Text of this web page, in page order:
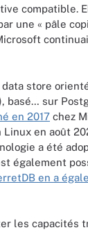
compatible.
une « pâle
store
basé… sur
en 2017 chez
en août
a été
également
en a
les capacités